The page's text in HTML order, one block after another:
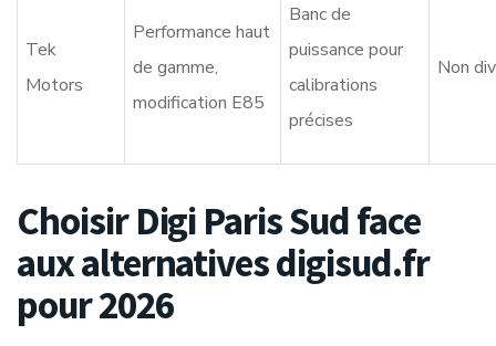
Tek
Motors
Performance haut
de gamme,
modification E85
Banc de
puissance pour
calibrations
précises
Non
Choisir Digi Paris Sud face
aux alternatives digisud.fr
pour 2026